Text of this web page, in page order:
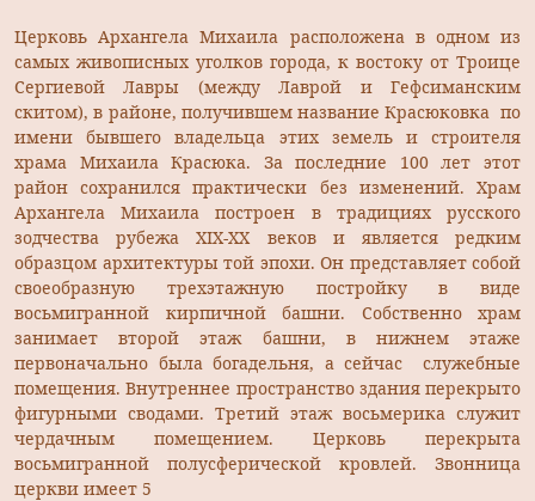
Церковь Архангела Михаила расположена в одном из
самых живописных уголков города, к востоку от Троице
Сергиевой Лавры (между Лаврой и Гефсиманским
скитом), в районе, получившем название Красюковка по
имени бывшего владельца этих земель и строителя
храма Михаила Красюка. За последние 100 лет этот
район сохранился практически без изменений. Храм
Архангела Михаила построен в традициях русского
зодчества рубежа XIX-XX веков и является редким
образцом архитектуры той эпохи. Он представляет собой
своеобразную трехэтажную постройку в виде
восьмигранной кирпичной башни. Собственно храм
занимает второй этаж башни, в нижнем этаже
первоначально была богадельня, а сейчас служебные
помещения. Внутреннее пространство здания перекрыто
фигурными сводами. Третий этаж восьмерика служит
чердачным помещением. Церковь перекрыта
восьмигранной полусферической кровлей. Звонница
церкви имеет 5